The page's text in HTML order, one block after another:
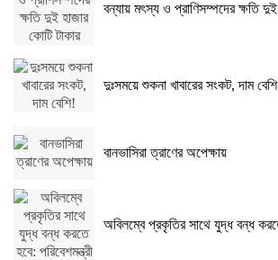
বন্যায় মৎস্য ও প্রাণিসম্পদের ক্ষতি দুই
দুঃসময়ে শুকনা খাবারের সংকট, দাম
বানভাসিরা ত্রাণের অপেক্ষায়
অবিলম্বে প্রকৃতির সাথে যুদ্ধ বন্ধ